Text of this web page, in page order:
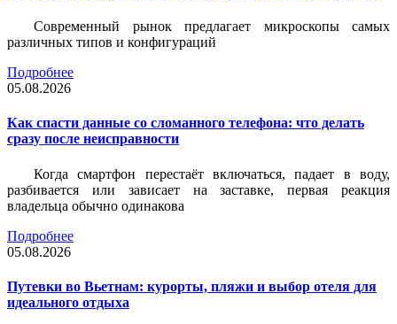
Современный рынок предлагает микроскопы самых
различных типов и конфигураций
Подробнее
05.08.2026
Как спасти данные со сломанного телефона: что делать
сразу после неисправности
Когда смартфон перестаёт включаться, падает в воду,
разбивается или зависает на заставке, первая реакция
владельца обычно одинакова
Подробнее
05.08.2026
Путевки во Вьетнам: курорты, пляжи и выбор отеля для
идеального отдыха